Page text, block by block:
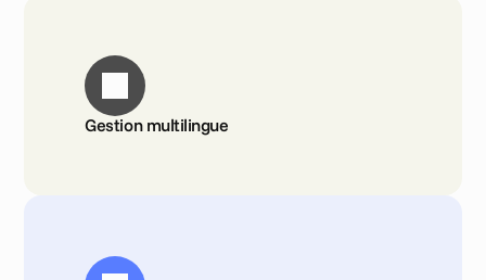
Gestion multilingue